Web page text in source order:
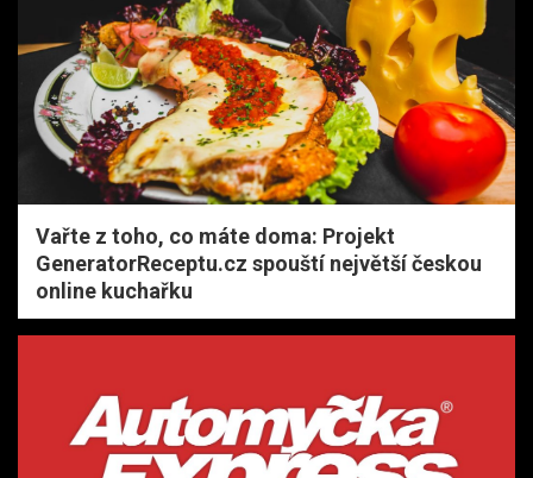
Vařte z toho, co máte doma: Projekt
GeneratorReceptu.cz spouští největší českou
online kuchařku